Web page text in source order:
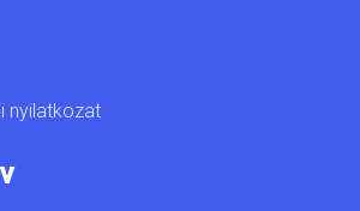
nyilatkozat